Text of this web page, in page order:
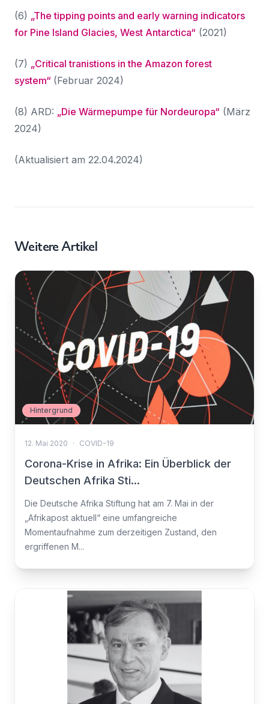
(6) „The tipping points and early warning indicators
for Pine Island Glacies, West Antarctica“ (2021)
(7) „Critical tranistions in the Amazon forest
system“ (Februar 2024)
(8) ARD: „Die Wärmepumpe für Nordeuropa“ (März
2024)
(Aktualisiert am 22.04.2024)
Weitere Artikel
Hintergrund
12. Mai 2020 · COVID-19
Corona-Krise in Afrika: Ein Überblick der
Deutschen Afrika Sti...
Die Deutsche Afrika Stiftung hat am 7. Mai in der
„Afrikapost aktuell“ eine umfangreiche
Momentaufnahme zum derzeitigen Zustand, den
ergriffenen M...